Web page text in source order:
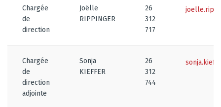
Chargée
de
direction
Joëlle
RIPPINGER
26
312
717
Chargée
de
direction
adjointe
Sonja
KIEFFER
26
312
744